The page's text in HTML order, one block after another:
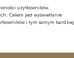
użytkowników,
Celem jest wyświetlanie
i tym samym bardziej